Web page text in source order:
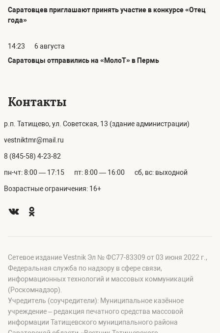
Саратовцев приглашают принять участие в конкурсе «Отец
года»
14:23
6 августа
Саратовцы отправились на «МолоТ» в Пермь
Контакты
р.п. Татищево, ул. Советская, 13 (здание администрации)
vestniktmr@mail.ru
8 (845-58) 4-23-82
пн-чт: 8:00 — 17:15 пт: 8:00 — 16:00 сб, вс: выходной
Возрастные ограничения: 16+
Сетевое издание Vestnik Эл № ФС77-83309 от 03 июня 2022 г.,
Федеральная служба по надзору в сфере связи,
информационных технологий и массовых коммуникаций
(Роскомнадзор).
Учредитель (соучредители): Муниципальное казённое
учреждение – редакция печатного средства массовой
информации Татищевского муниципального района